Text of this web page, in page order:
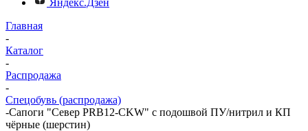
Яндекс.Дзен
Главная
-
Каталог
-
Распродажа
-
Спецобувь (распродажа)
-Сапоги "Север PRB12-CKW" с подошвой ПУ/нитрил и КП
чёрные (шерстин)